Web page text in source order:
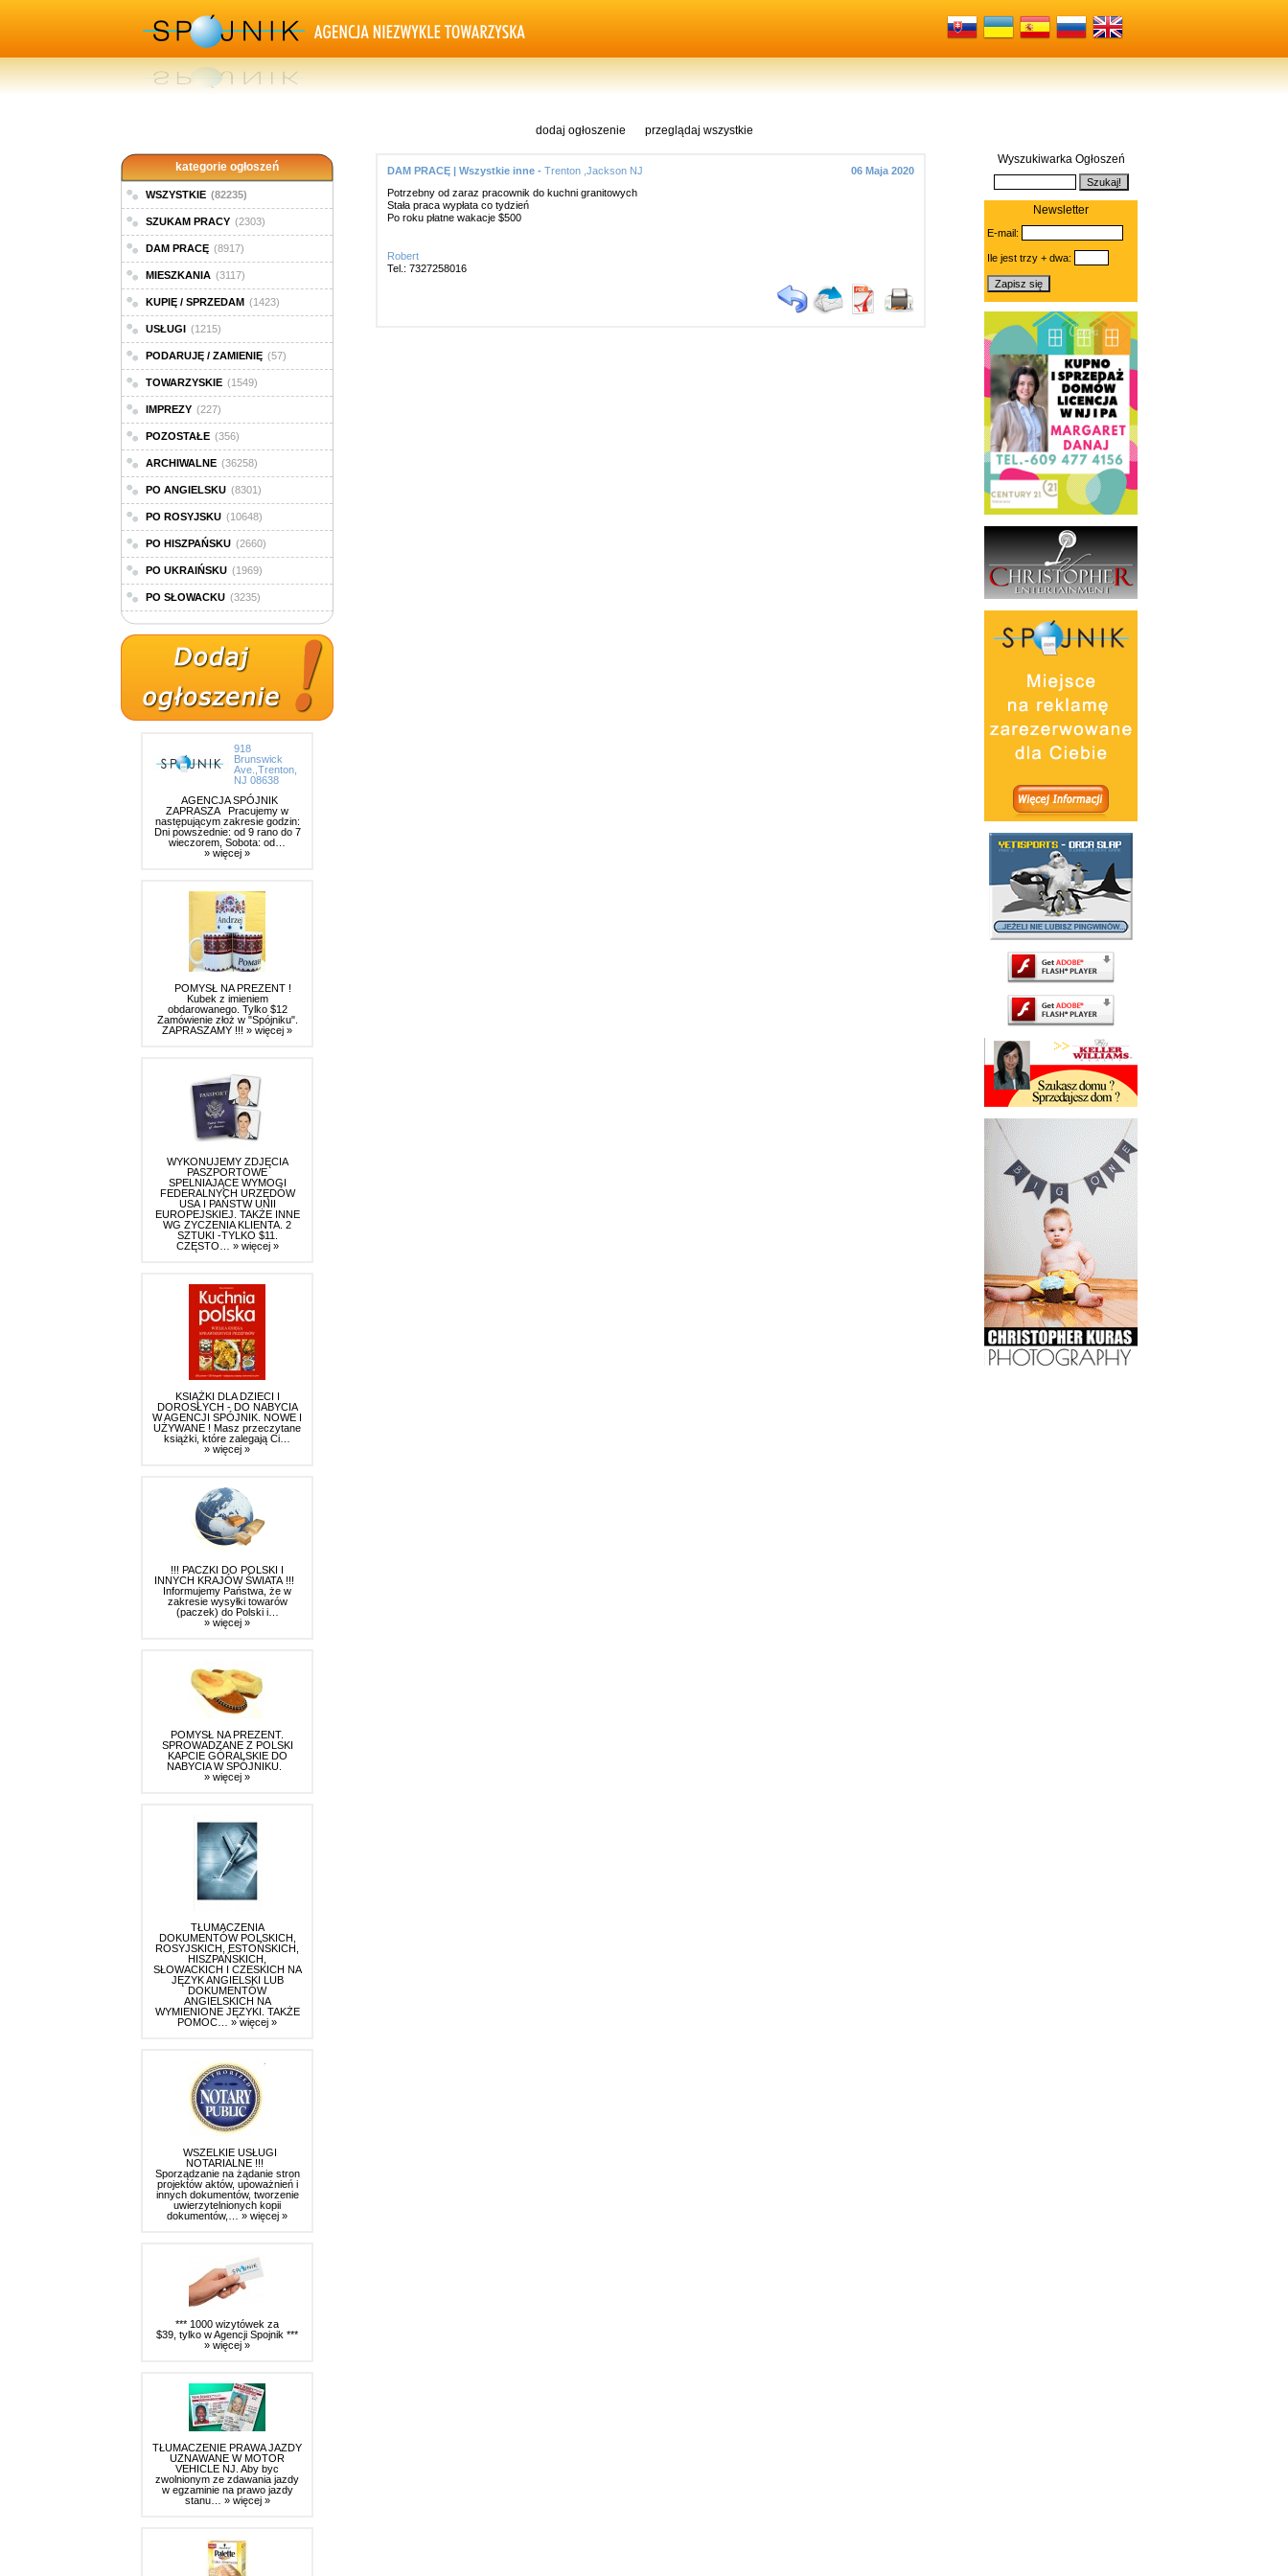
dodaj ogłoszenie przeglądaj wszystkie
kategorie ogłoszeń
WSZYSTKIE (82235)
SZUKAM PRACY (2303)
DAM PRACĘ (8917)
MIESZKANIA (3117)
KUPIĘ / SPRZEDAM (1423)
USŁUGI (1215)
PODARUJĘ / ZAMIENIĘ (57)
TOWARZYSKIE (1549)
IMPREZY (227)
POZOSTAŁE (356)
ARCHIWALNE (36258)
PO ANGIELSKU (8301)
PO ROSYJSKU (10648)
PO HISZPAŃSKU (2660)
PO UKRAIŃSKU (1969)
PO SŁOWACKU (3235)
918
Brunswick
Ave.,Trenton,
NJ 08638
AGENCJA SPÓJNIK
ZAPRASZA Pracujemy w
następującym zakresie godzin:
Dni powszednie: od 9 rano do 7
wieczorem, Sobota: od…
» więcej »
POMYSŁ NA PREZENT !
Kubek z imieniem
obdarowanego. Tylko $12
Zamówienie złoż w "Spójniku".
ZAPRASZAMY !!! » więcej »
WYKONUJEMY ZDJĘCIA
PASZPORTOWE
SPELNIAJĄCE WYMOGI
FEDERALNYCH URZĘDÓW
USA I PAŃSTW UNII
EUROPEJSKIEJ. TAKŻE INNE
WG ZYCZENIA KLIENTA. 2
SZTUKI -TYLKO $11.
CZĘSTO… » więcej »
KSIĄŻKI DLA DZIECI I
DOROSŁYCH - DO NABYCIA
W AGENCJI SPÓJNIK. NOWE I
UŻYWANE ! Masz przeczytane
książki, które zalegają Ci…
» więcej »
!!! PACZKI DO POLSKI I
INNYCH KRAJÓW ŚWIATA !!!
Informujemy Państwa, że w
zakresie wysyłki towarów
(paczek) do Polski i…
» więcej »
POMYSŁ NA PREZENT.
SPROWADZANE Z POLSKI
KAPCIE GÓRALSKIE DO
NABYCIA W SPÓJNIKU.
» więcej »
TŁUMACZENIA
DOKUMENTÓW POLSKICH,
ROSYJSKICH, ESTOŃSKICH,
HISZPAŃSKICH,
SŁOWACKICH I CZESKICH NA
JĘZYK ANGIELSKI LUB
DOKUMENTÓW
ANGIELSKICH NA
WYMIENIONE JĘZYKI. TAKŻE
POMOC… » więcej »
WSZELKIE USŁUGI
NOTARIALNE !!!
Sporządzanie na żądanie stron
projektów aktów, upoważnień i
innych dokumentów, tworzenie
uwierzytelnionych kopii
dokumentów,… » więcej »
*** 1000 wizytówek za
$39, tylko w Agencji Spojnik ***
» więcej »
TŁUMACZENIE PRAWA JAZDY
UZNAWANE W MOTOR
VEHICLE NJ. Aby byc
zwolnionym ze zdawania jazdy
w egzaminie na prawo jazdy
stanu… » więcej »
DAM PRACĘ | Wszystkie inne - Trenton ,Jackson NJ
06 Maja 2020
Potrzebny od zaraz pracownik do kuchni granitowych
Stała praca wypłata co tydzień
Po roku płatne wakacje $500
Robert
Tel.: 7327258016
Wyszukiwarka Ogłoszeń
Newsletter
E-mail:
Ile jest trzy + dwa: